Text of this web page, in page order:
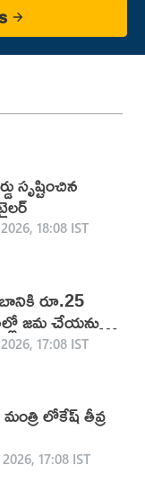
సృష్టించిన
18:08 IST
రూ.25
జ‌మ చేయ‌నున్న
17:08 IST
లోకేష్ తీవ్ర
17:08 IST